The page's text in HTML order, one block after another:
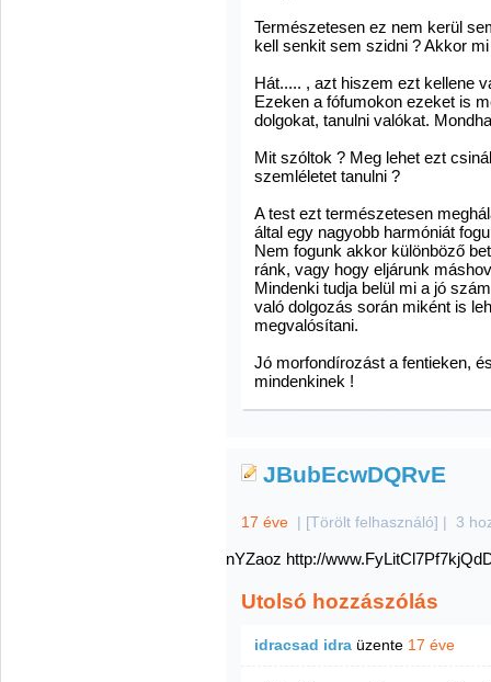
Természetesen ez nem kerül
kell senkit sem szidni ? Akkor
Hát..... , azt hiszem ezt kellene
Ezeken a fófumokon ezeket is
dolgokat, tanulni valókat.
Mit szóltok ? Meg lehet ezt
szemléletet tanulni ?
A test ezt természetesen
által egy nagyobb harmóniát
Nem fogunk akkor különböző
ránk, vagy hogy eljárunk
Mindenki tudja belül mi a jó
való dolgozás során miként is
megvalósítani.
Jó morfondírozást a fentieken,
mindenkinek !
JBubEcwDQRvE
17 éve | [Törölt felhasználó] | 3
nYZaoz http://
Utolsó hozzászólás
idracsad idra üzente 17 éve